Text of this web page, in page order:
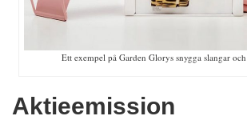
Ett exempel på Garden Glorys snygga slangar
Aktieemission